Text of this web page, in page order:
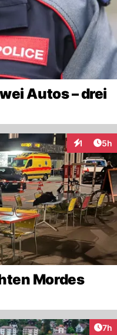
Autos – drei
1 5h
Mordes
7h